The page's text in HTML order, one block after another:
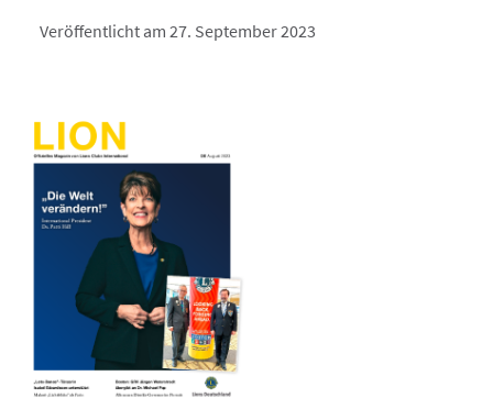
Veröffentlicht am 27. September 2023